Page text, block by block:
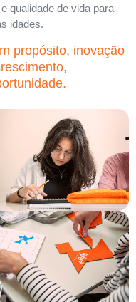
qualidade de vida para
idades.
propósito, inovação